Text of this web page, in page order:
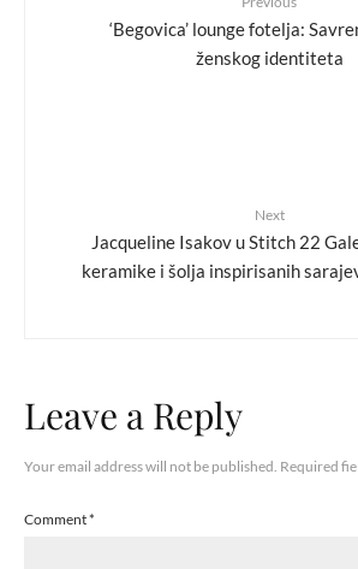
‘Begovica’ lounge fotelja:
ženskog identiteta
Next
Jacqueline Isakov u Stitch 22
keramike i šolja inspirisanih
Leave a Reply
Your email address will not be published. Required
Comment*